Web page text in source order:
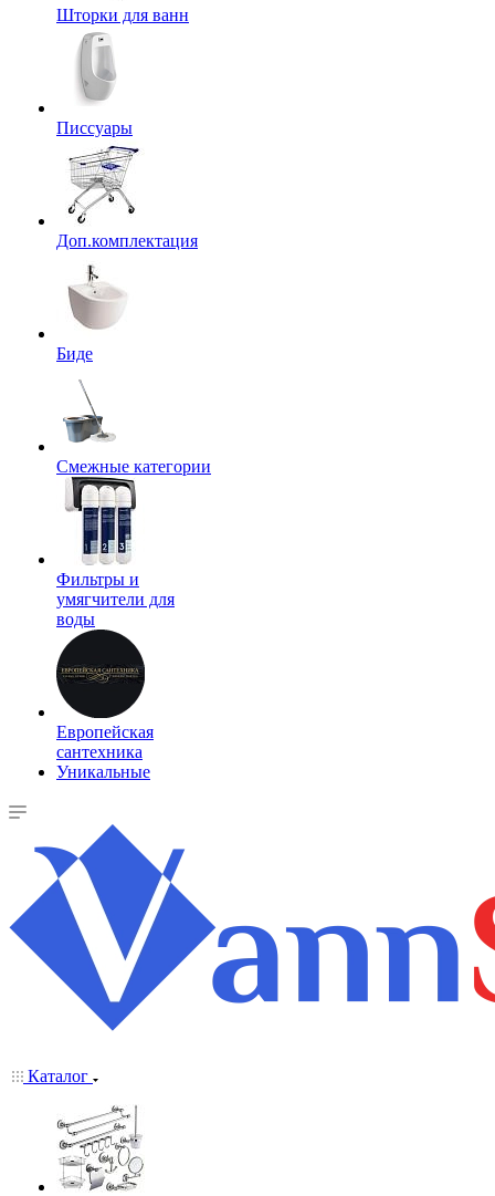
Шторки для ванн
Писсуары
Доп.комплектация
Биде
Смежные категории
Фильтры и
умягчители для
воды
Европейская
сантехника
Уникальные
Каталог